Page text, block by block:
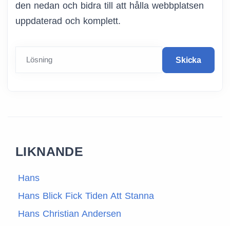
den nedan och bidra till att hålla webbplatsen
uppdaterad och komplett.
Lösning Skicka
LIKNANDE
Hans
Hans Blick Fick Tiden Att Stanna
Hans Christian Andersen